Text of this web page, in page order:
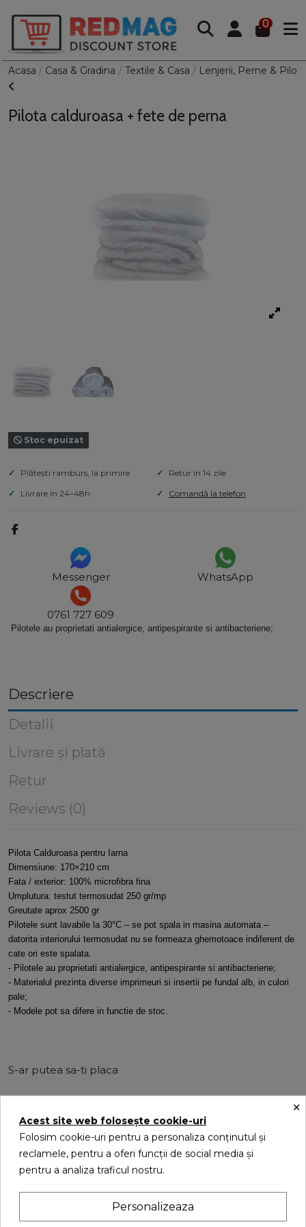
0
Acasa Casa & Gradina Textile & Casa Lenjerii, Perne &
Pilota calduroasa + fete de perna
Stoc epuizat
Pilotele au proprietati antialergice, antipespirante si antibacteriene;
Plătești ramburs, la primire
Retur în 14 zile
Livrare în 24–48h
Comandă la telefon
Messenger WhatsApp
0761 727 609
Descriere
Detalii
Livrare și plată
Retur
Reviews (0)
Pilota Calduroasa pentru Iarna
Dimensiune: 170×210 cm
Fata / exterior: 100% microfibra fina
Umplutura: testut termosudat 250 gr/mp
Greutate aprox 2500 gr
Pilotele sunt lavabile la 30°C – se pot spala in masina automata –
datorita interiorului termosudat nu se formeaza ghemotoace indiferent de
cate ori este spalata.
- Pilotele au proprietati antialergice, antipespirante si antibacteriene;
- Materialul prezinta diverse imprimeuri si insertii pe fundal alb, in culori
pale;
- Modele pot sa difere in functie de stoc.
S-ar putea sa-ti placa
×
Acest site web folosește cookie-uri
Folosim cookie-uri pentru a personaliza conținutul și
reclamele, pentru a oferi funcții de social media și
pentru a analiza traficul nostru.
Personalizeaza